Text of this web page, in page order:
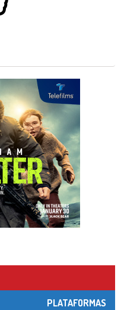
PLATAFORMAS